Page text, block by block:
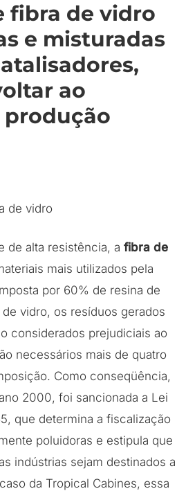
fibra de vidro
e misturadas
ao
produção
de vidro
de alta resistência, a fibra de
mais utilizados pela
por 60% de resina de
vidro, os resíduos gerados
considerados prejudiciais ao
necessários mais de quatro
Como conseqüência,
2000, foi sancionada a Lei
que determina a fiscalização
poluidoras e estipula que
indústrias sejam destinados a
da Tropical Cabines, essa